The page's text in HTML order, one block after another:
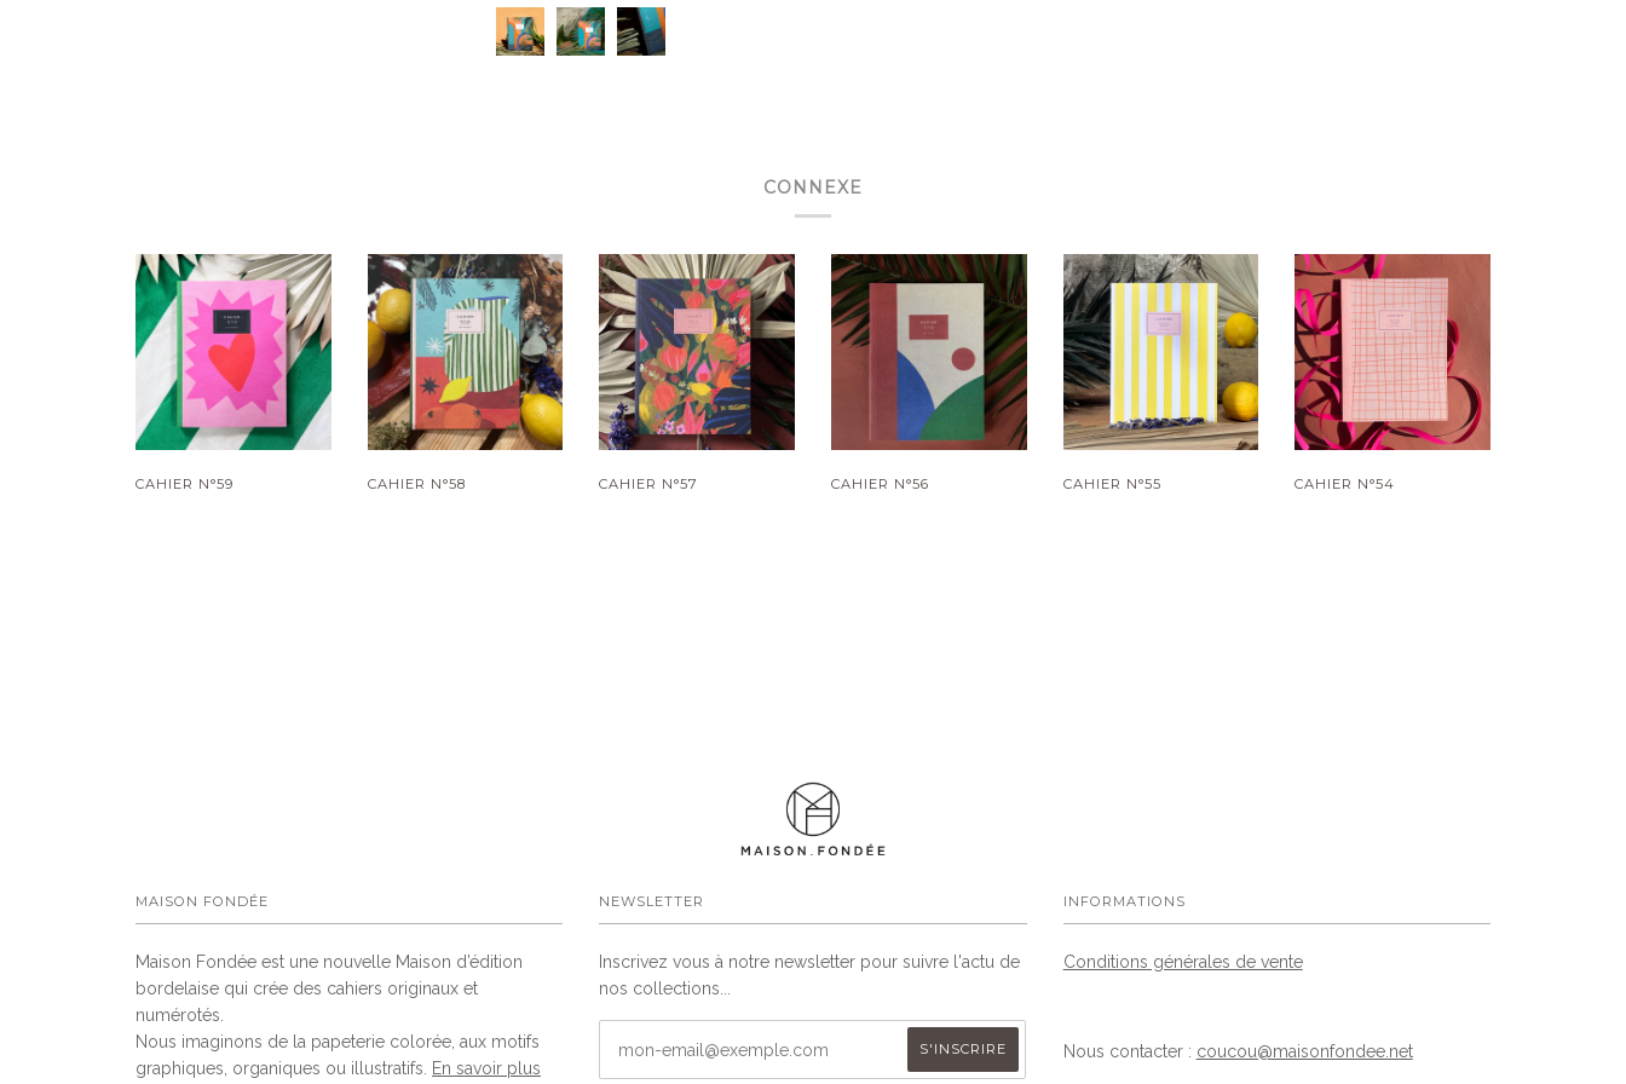
CONNEXE
CAHIER N°59 CAHIER N°58 CAHIER N°57 CAHIER N°56 CAHIER N°55 CAHIER N°54
MAISON FONDÉE
Maison Fondée est une nouvelle Maison d’édition
bordelaise qui crée des cahiers originaux et
numérotés.
Nous imaginons de la papeterie colorée, aux motifs
graphiques, organiques ou illustratifs.
En savoir plus
NEWSLETTER
Inscrivez vous à notre newsletter pour suivre l'actu de
nos collections...
INFORMATIONS
Conditions générales de vente
Nous contacter : coucou@maisonfondee.net